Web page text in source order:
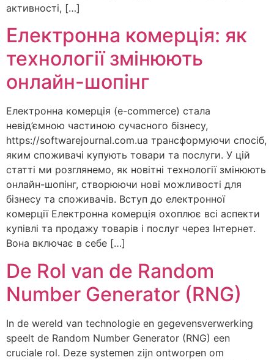
активності, […]
Електронна комерція: як
технології змінюють
онлайн-шопінг
Електронна комерція (e-commerce) стала
невід’ємною частиною сучасного бізнесу,
https://softwarejournal.com.ua трансформуючи спосіб,
яким споживачі купують товари та послуги. У цій
статті ми розглянемо, як новітні технології змінюють
онлайн-шопінг, створюючи нові можливості для
бізнесу та споживачів. Вступ до електронної
комерції Електронна комерція охоплює всі аспекти
купівлі та продажу товарів і послуг через Інтернет.
Вона включає в себе […]
De Rol van de Random
Number Generator (RNG)
In de wereld van technologie en gegevensverwerking
speelt de Random Number Generator (RNG) een
cruciale rol. Deze systemen zijn ontworpen om